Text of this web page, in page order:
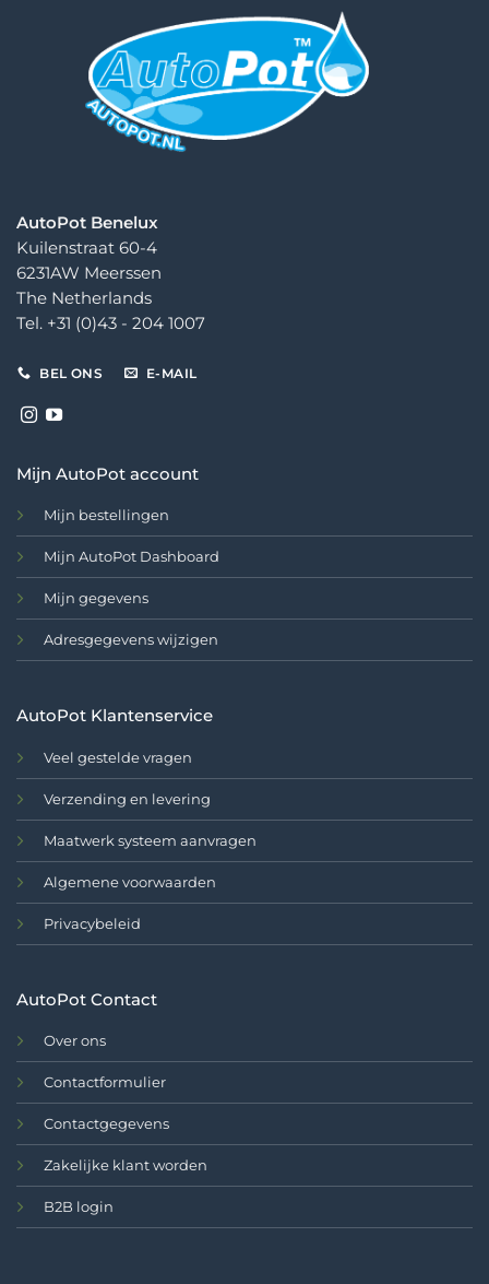
AutoPot Benelux
Kuilenstraat 60-4
6231AW Meerssen
The Netherlands
Tel. +31 (0)43 - 204 1007
BEL ONS E-MAIL
Mijn AutoPot account
Mijn bestellingen
Mijn AutoPot Dashboard
Mijn gegevens
Adresgegevens wijzigen
AutoPot Klantenservice
Veel gestelde vragen
Verzending en levering
Maatwerk systeem aanvragen
Algemene voorwaarden
Privacybeleid
AutoPot Contact
Over ons
Contactformulier
Contactgegevens
Zakelijke klant worden
B2B login